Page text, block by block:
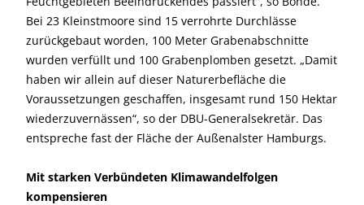
Bei 23 Kleinstmoore sind 15 verrohrte Durchlässe
zurückgebaut worden, 100 Meter Grabenabschnitte
wurden verfüllt und 100 Grabenplomben gesetzt. „Damit
haben wir allein auf dieser Naturerbefläche die
Voraussetzungen geschaffen, insgesamt rund 150 Hektar
wiederzuvernässen“, so der DBU-Generalsekretär. Das
entspreche fast der Fläche der Außenalster Hamburgs.
Mit starken Verbündeten Klimawandelfolgen
kompensieren